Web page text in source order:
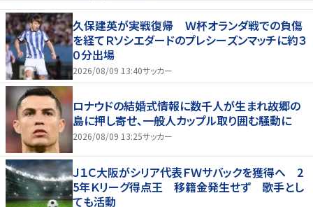
久保建英が実戦復帰 Ｗ杯オランダ戦での負傷
を経てＲソシエダードのプレシーズンマッチに約３
０分出場
2026/08/09 13:40サッカー
ロナウドの結婚式情報に数千人が生まれ故郷の
島に押し寄せ、一般人カップル取り囲む騒動に
2026/08/09 13:25サッカー
Ｊ１Ｃ大阪がシリア代表ＦＷサバックを獲得へ 2
5年Ｋリーグ得点王 移籍金発生せず 歌手とし
ても活動